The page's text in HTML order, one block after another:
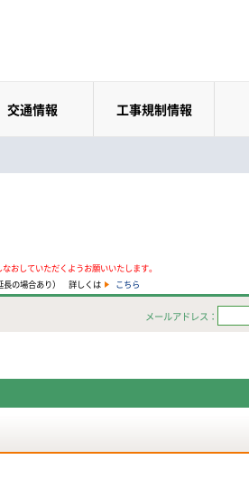
交通情報 工事規制情報
おしていただくようお願いいたします。
長の場合あり） 詳しくは
こちら
メールアドレス：